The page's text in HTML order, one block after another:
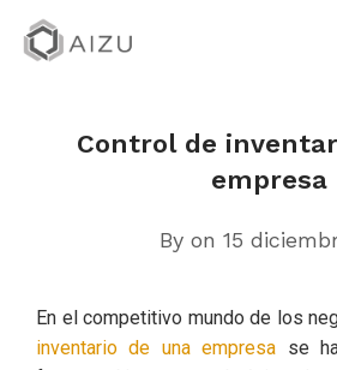
Control de
empresa
By on 15
En el competitivo mundo de los
inventario de una empresa se